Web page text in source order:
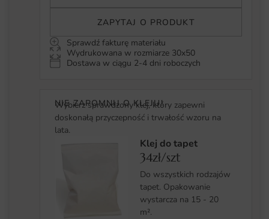
ZAPYTAJ O PRODUKT
Sprawdź fakturę materiału
Wydrukowana w rozmiarze 30x50
Dostawa w ciągu 2-4 dni roboczych
NIE ZAPOMNIJ O KLEJU!
Wybierz sprawdzony klej, który zapewni
doskonałą przyczepność i trwałość wzoru na
lata.
Klej do tapet
34zł/szt
Do wszystkich rodzajów
tapet. Opakowanie
wystarcza na 15 - 20
m².